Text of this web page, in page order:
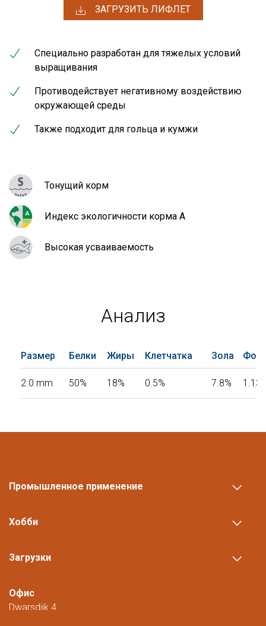
ЗАГРУЗИТЬ ЛИФЛЕТ
Специально разработан для тяжелых условий
выращивания
Противодействует негативному воздействию
окружающей среды
Также подходит для гольца и кумжи
Тонущий корм
Индекс экологичности корма A
Высокая усваиваемость
Анализ
Размер Белки Жиры Клетчатка Зола
2.0 mm 50% 18% 0.5% 7.8%
Промышленное применение
Хобби
Загрузки
Офис
Dwarsdijk 4